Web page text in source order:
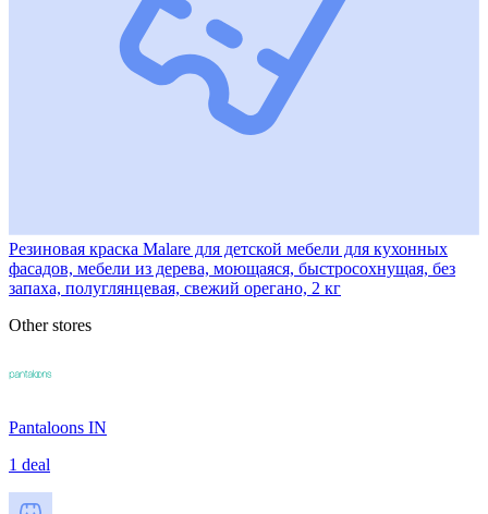
Резиновая краска Malare для детской мебели для кухонных
фасадов, мебели из дерева, моющаяся, быстросохнущая, без
запаха, полуглянцевая, свежий орегано, 2 кг
Other stores
Pantaloons IN
1 deal